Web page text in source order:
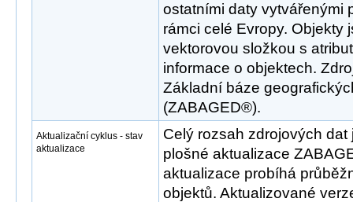
ostatními daty vytvářenými
rámci celé Evropy. Objekty
vektorovou složkou s
informace o objektech.
Základní báze
(ZABAGED®).
Aktualizační cyklus - stav
aktualizace
Celý rozsah zdrojových
plošné aktualizace
aktualizace probíhá
objektů. Aktualizované